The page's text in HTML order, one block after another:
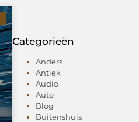
Categorieën
Anders
Antiek
Audio
Auto
Blog
Buitenshuis